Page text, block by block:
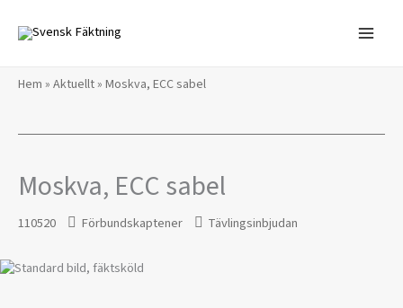
innehåll
Hem » Aktuellt» Moskva, ECC sabel
Moskva, ECC sabel
110520 Förbundskaptener Tävlingsinbjudan